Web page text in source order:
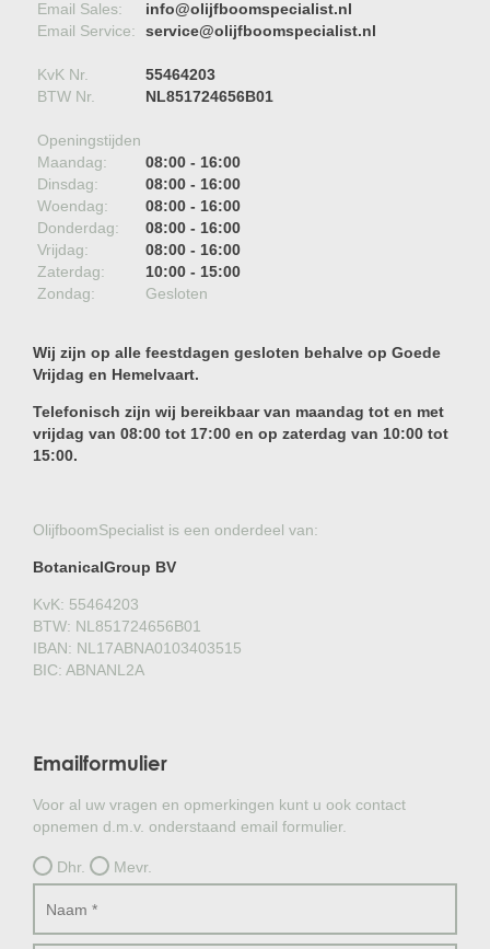
Email Sales:
info@olijfboomspecialist.nl
Email Service:
service@olijfboomspecialist.nl
KvK Nr.
55464203
BTW Nr.
NL851724656B01
Openingstijden
Maandag:
08:00 - 16:00
Dinsdag:
08:00 - 16:00
Woendag:
08:00 - 16:00
Donderdag:
08:00 - 16:00
Vrijdag:
08:00 - 16:00
Zaterdag:
10:00 - 15:00
Zondag:
Gesloten
Wij zijn op alle feestdagen gesloten behalve op Goede
Vrijdag en Hemelvaart.
Telefonisch zijn wij bereikbaar van maandag tot en met
vrijdag van 08:00 tot 17:00 en op zaterdag van 10:00 tot
15:00.
OlijfboomSpecialist is een onderdeel van:
BotanicalGroup BV
KvK: 55464203
BTW: NL851724656B01
IBAN: NL17ABNA0103403515
BIC: ABNANL2A
Emailformulier
Voor al uw vragen en opmerkingen kunt u ook contact
opnemen d.m.v. onderstaand email formulier.
Dhr. Mevr.